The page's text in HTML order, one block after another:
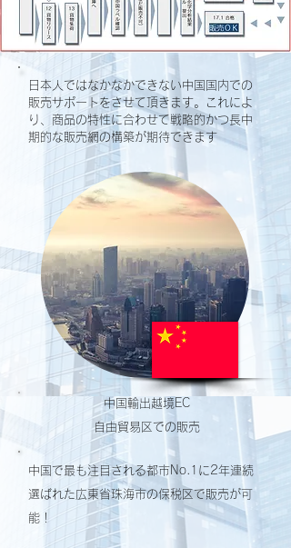
日本人ではなかなかできない中国国内での
販売サポートをさせて頂きます。これによ
り、商品の特性に合わせて戦略的かつ長中
期的な販売網の構築が期待できます
中国輸出越境EC
自由貿易区での販売
中国で最も注目される都市No.1に2年連続
選ばれた広東省珠海市の保税区で販売が可
能！